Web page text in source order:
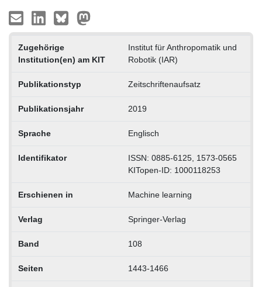
Zugehörige
Institution(en) am KIT
Institut für Anthropomatik und
Robotik (IAR)
Publikationstyp Zeitschriftenaufsatz
Publikationsjahr 2019
Sprache Englisch
Identifikator
ISSN: 0885-6125, 1573-0565
KITopen-ID: 1000118253
Erschienen in Machine learning
Verlag Springer-Verlag
Band 108
Seiten 1443-1466